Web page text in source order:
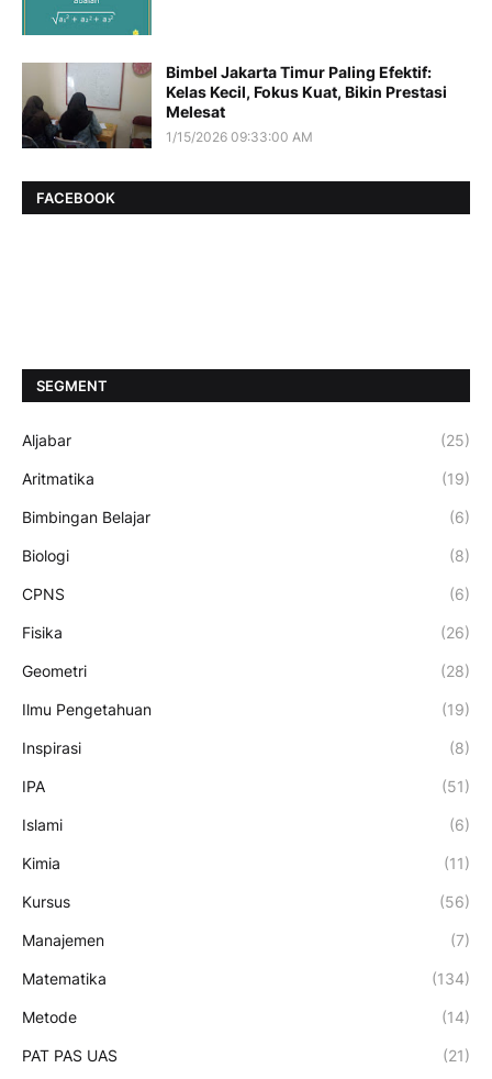
Bimbel Jakarta Timur Paling Efektif:
Kelas Kecil, Fokus Kuat, Bikin Prestasi
Melesat
1/15/2026 09:33:00 AM
FACEBOOK
SEGMENT
Aljabar (25)
Aritmatika (19)
Bimbingan Belajar (6)
Biologi (8)
CPNS (6)
Fisika (26)
Geometri (28)
Ilmu Pengetahuan (19)
Inspirasi (8)
IPA (51)
Islami (6)
Kimia (11)
Kursus (56)
Manajemen (7)
Matematika (134)
Metode (14)
PAT PAS UAS (21)